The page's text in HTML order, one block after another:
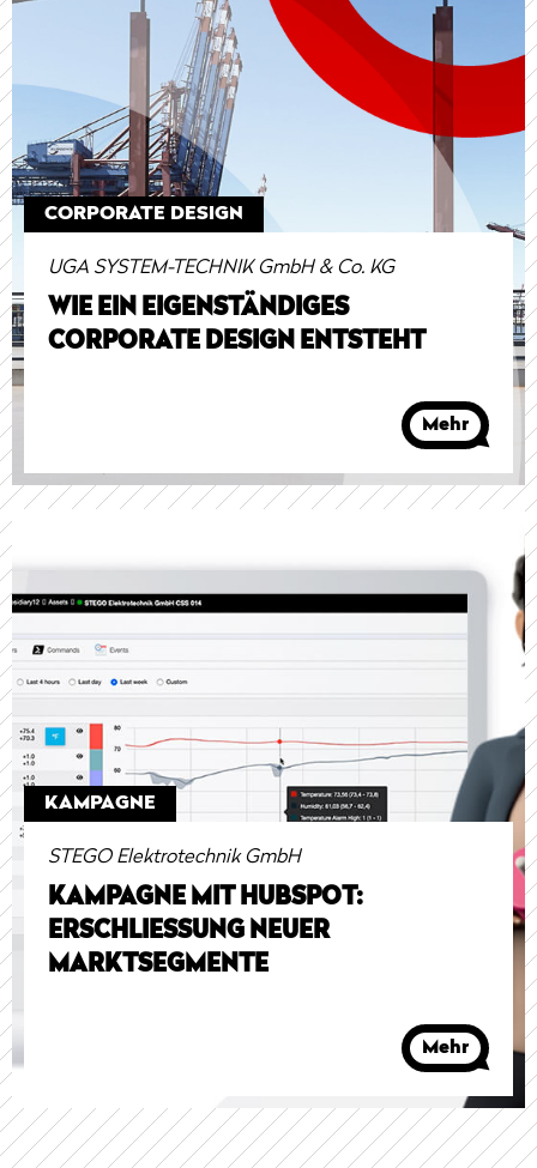
CORPORATE DESIGN
UGA SYSTEM-TECHNIK GmbH & Co. KG
WIE EIN EIGENSTÄNDIGES
CORPORATE DESIGN ENTSTEHT
Mehr
KAMPAGNE
STEGO Elektrotechnik GmbH
KAMPAGNE MIT HUBSPOT:
ERSCHLIESSUNG NEUER M
ARKTSEGMENTE
Mehr